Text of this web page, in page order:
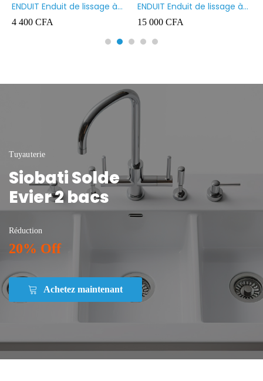
ENDUIT Enduit de lissage à
base d’émulsion en phase
aqueuse 5kg
4 400 CFA
ENDUIT Enduit de lissage à
base d’émulsion en phase
aqueuse 20kg
15 000 CFA
Tuyauterie
Siobati Solde
Evier 2 bacs
Réduction
20% Off
Achetez maintenant